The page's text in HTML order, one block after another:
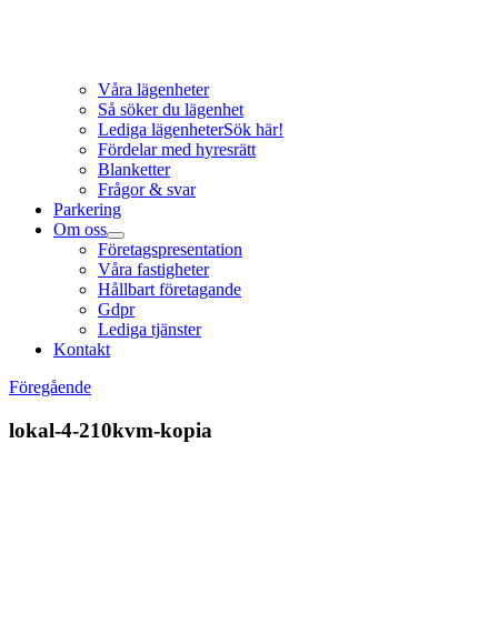
Våra lägenheter
Så söker du lägenhet
Lediga lägenheterSök här!
Fördelar med hyresrätt
Blanketter
Frågor & svar
Parkering
Om oss
Företagspresentation
Våra fastigheter
Hållbart företagande
Gdpr
Lediga tjänster
Kontakt
Föregående
lokal-4-210kvm-kopia